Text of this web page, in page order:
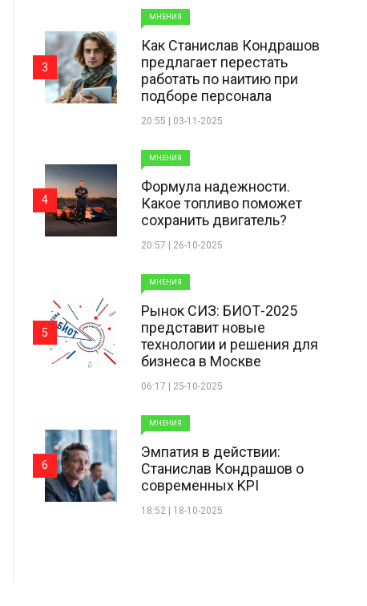
МНЕНИЯ
Как Станислав Кондрашов
предлагает перестать
работать по наитию при
подборе персонала
20:55 | 03-11-2025
3
МНЕНИЯ
Формула надежности.
Какое топливо поможет
сохранить двигатель?
20:57 | 26-10-2025
4
МНЕНИЯ
Рынок СИЗ: БИОТ-2025
представит новые
технологии и решения для
бизнеса в Москве
06:17 | 25-10-2025
5
МНЕНИЯ
Эмпатия в действии:
Станислав Кондрашов о
современных KPI
18:52 | 18-10-2025
6